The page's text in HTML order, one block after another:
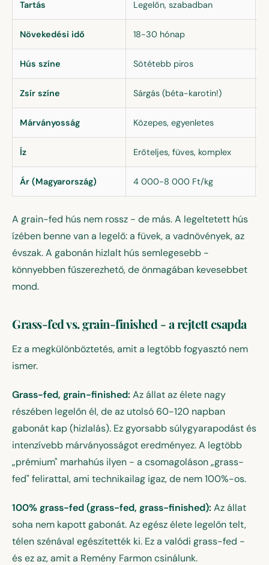
Tartás Legelőn, szabadban
Növekedési idő 18-30 hónap
Hús színe Sötétebb piros
Zsír színe Sárgás (béta-karotin!)
Márványosság Közepes, egyenletes
Íz Erőteljes, füves, komplex
Ár (Magyarország) 4 000-8 000 Ft/kg
A grain-fed hús nem rossz - de más. A legeltetett hús
ízében benne van a legelő: a füvek, a vadnövények, az
évszak. A gabonán hizlalt hús semlegesebb -
könnyebben fűszerezhető, de önmagában kevesebbet
mond.
Grass-fed vs. grain-finished - a rejtett csapda
Ez a megkülönböztetés, amit a legtöbb fogyasztó nem
ismer.
Grass-fed, grain-finished: Az állat az élete nagy
részében legelőn él, de az utolsó 60-120 napban
gabonát kap (hizlalás). Ez gyorsabb súlygyarapodást és
intenzívebb márványosságot eredményez. A legtöbb
„prémium" marhahús ilyen - a csomagoláson „grass-
fed" felirattal, ami technikailag igaz, de nem 100%-os.
100% grass-fed (grass-fed, grass-finished): Az állat
soha nem kapott gabonát. Az egész élete legelőn telt,
télen szénával egészítették ki. Ez a valódi grass-fed -
és ez az, amit a Remény Farmon csinálunk.